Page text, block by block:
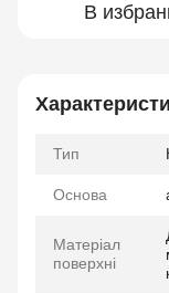
В
Тип
Основа
Матеріал
поверхні